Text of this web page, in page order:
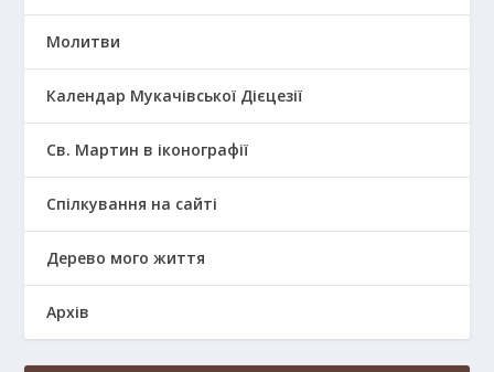
Молитви
Календар Мукачівської Дієцезії
Св. Мартин в іконографії
Спілкування на сайті
Дерево мого життя
Архів